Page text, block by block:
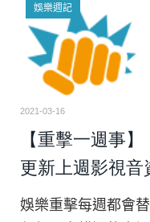
娛樂週記
2021-03-16
【重擊一週事
更新上週影視音
娛樂重擊每週都會